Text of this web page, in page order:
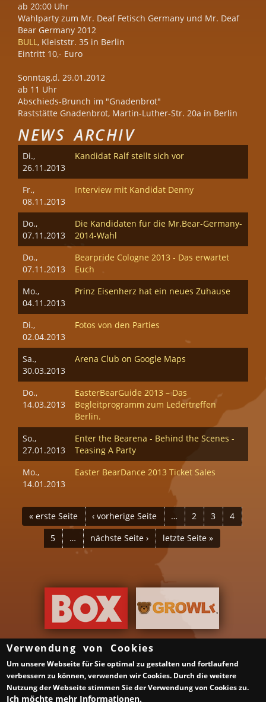
ab 20:00 Uhr
Wahlparty zum Mr. Deaf Fetisch Germany und Mr. Deaf
Bear Germany 2012
BULL, Kleiststr. 35 in Berlin
Eintritt 10,- Euro
Sonntag,d. 29.01.2012
ab 11 Uhr
Abschieds-Brunch im "Gnadenbrot"
Raststätte Gnadenbrot, Martin-Luther-Str. 20a in Berlin
NEWS ARCHIV
Di.,
26.11.2013
Kandidat Ralf stellt sich vor
Fr.,
08.11.2013
Interview mit Kandidat Denny
Do.,
07.11.2013
Die Kandidaten für die Mr.Bear-Germany-
2014-Wahl
Do.,
07.11.2013
Bearpride Cologne 2013 - Das erwartet
Euch
Mo.,
04.11.2013
Prinz Eisenherz hat ein neues Zuhause
Di.,
02.04.2013
Fotos von den Parties
Sa.,
30.03.2013
Arena Club on Google Maps
Do.,
14.03.2013
EasterBearGuide 2013 – Das
Begleitprogramm zum Ledertreffen
Berlin.
So.,
27.01.2013
Enter the Bearena - Behind the Scenes -
Teasing A Party
Mo.,
14.01.2013
Easter BearDance 2013 Ticket Sales
SEITEN
« erste Seite ‹ vorherige Seite … 2 3
4
5
… nächste Seite › letzte Seite »
Über uns
Gruppen & Veranstalter
Gay Saunen in Deutschland
Schwule Bars in Deutschland
Samstag ist ein guter Tag
Impressum
Verwendung von Cookies
Um unsere Webseite für Sie optimal zu gestalten und fortlaufend
verbessern zu können, verwenden wir Cookies. Durch die weitere
Nutzung der Webseite stimmen Sie der Verwendung von Cookies zu.
Ich möchte mehr Informationen.